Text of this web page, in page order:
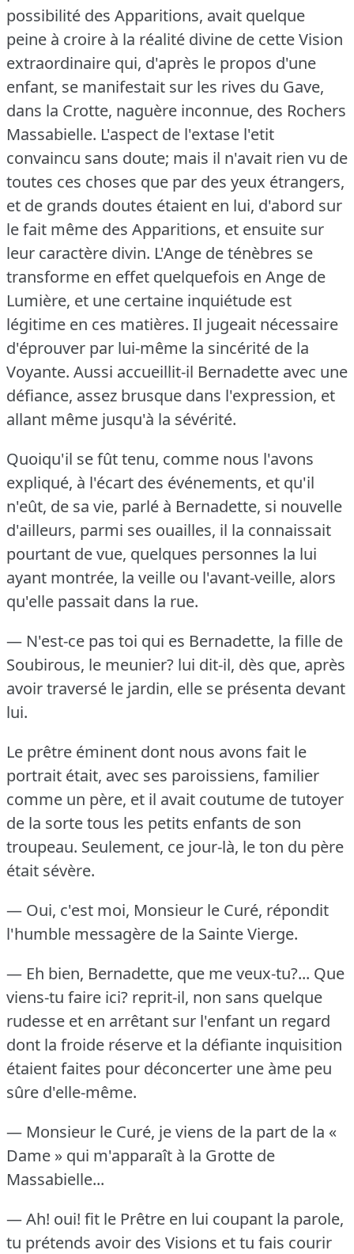
possibilité des Apparitions, avait quelque
peine à croire à la réalité divine de cette Vision
extraordinaire qui, d'après le propos d'une
enfant, se manifestait sur les rives du Gave,
dans la Crotte, naguère inconnue, des Rochers
Massabielle. L'aspect de l'extase l'etit
convaincu sans doute; mais il n'avait rien vu de
toutes ces choses que par des yeux étrangers,
et de grands doutes étaient en lui, d'abord sur
le fait même des Apparitions, et ensuite sur
leur caractère divin. L'Ange de ténèbres se
transforme en effet quelquefois en Ange de
Lumière, et une certaine inquiétude est
légitime en ces matières. Il jugeait nécessaire
d'éprouver par lui-même la sincérité de la
Voyante. Aussi accueillit-il Bernadette avec une
défiance, assez brusque dans l'expression, et
allant même jusqu'à la sévérité.
Quoiqu'il se fût tenu, comme nous l'avons
expliqué, à l'écart des événements, et qu'il
n'eût, de sa vie, parlé à Bernadette, si nouvelle
d'ailleurs, parmi ses ouailles, il la connaissait
pourtant de vue, quelques personnes la lui
ayant montrée, la veille ou l'avant-veille, alors
qu'elle passait dans la rue.
— N'est-ce pas toi qui es Bernadette, la fille de
Soubirous, le meunier? lui dit-il, dès que, après
avoir traversé le jardin, elle se présenta devant
lui.
Le prêtre éminent dont nous avons fait le
portrait était, avec ses paroissiens, familier
comme un père, et il avait coutume de tutoyer
de la sorte tous les petits enfants de son
troupeau. Seulement, ce jour-là, le ton du père
était sévère.
— Oui, c'est moi, Monsieur le Curé, répondit
l'humble messagère de la Sainte Vierge.
— Eh bien, Bernadette, que me veux-tu?... Que
viens-tu faire ici? reprit-il, non sans quelque
rudesse et en arrêtant sur l'enfant un regard
dont la froide réserve et la défiante inquisition
étaient faites pour déconcerter une àme peu
sûre d'elle-même.
— Monsieur le Curé, je viens de la part de la «
Dame » qui m'apparaît à la Grotte de
Massabielle...
— Ah! oui! fit le Prêtre en lui coupant la parole,
tu prétends avoir des Visions et tu fais courir